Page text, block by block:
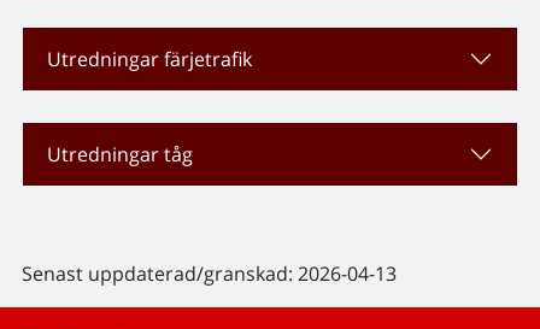
Utredningar färjetrafik
Utredningar tåg
Senast uppdaterad/granskad: 2026-04-13